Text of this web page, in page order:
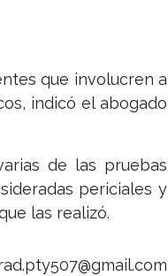
que involucren a
indicó el abogado
de las pruebas
periciales y
las realizó.